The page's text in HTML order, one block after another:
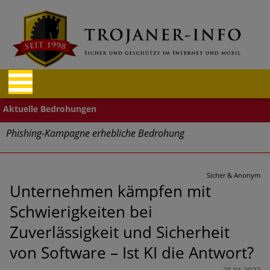
Phishing-Kampagne erhebliche Bedrohung
Welle an Social-Engineering-Betrugsmaschen und
Identitätsdiebstahl
Exponentiell wachsende Risiken, eine immer
unübersichtlichere Cyber-Bedrohungslage – was CISOs jetzt
für mehr Cyber-Resilienz tun können
Digitale Assets aller Arten im Fokus der aktuellen Cyber-
Sicher & Anonym
Unternehmen kämpfen mit
Schwierigkeiten bei
Zuverlässigkeit und Sicherheit
von Software – Ist KI die Antwort?